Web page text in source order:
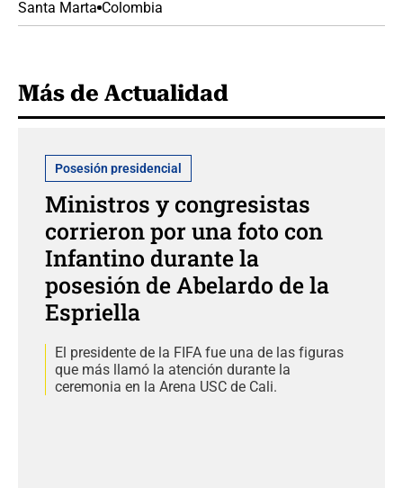
Santa Marta Colombia
Más de Actualidad
Posesión presidencial
Ministros y congresistas
corrieron por una foto con
Infantino durante la
posesión de Abelardo de la
Espriella
El presidente de la FIFA fue una de las figuras
que más llamó la atención durante la
ceremonia en la Arena USC de Cali.